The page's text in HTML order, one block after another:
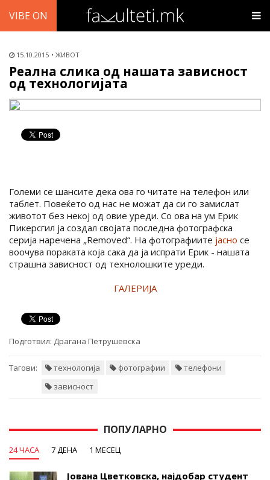
VIBE ON
15.10.2015 ЖИВОТ
Реална слика од нашата зависност
од технологијата
Големи се шансите дека ова го читате на телефон или
таблет. Повеќето од нас не можат да си го замислат
животот без некој од овие уреди. Со ова на ум Ерик
Пикерсгил ја создал својата последна фотографска
серија наречена „Removed“. На фотографиите јасно се
воочува пораката која сака да ја испрати Ерик - нашата
страшна зависност од технолошките уреди.
ГАЛЕРИЈА
Подготвил: Драгана Петрушевска
Тагови: технологија фотографии
телефони
зависност
ПОПУЛАРНО
24 ЧАСА 7 ДЕНА 1 МЕСЕЦ
Јована Цветковска, најдобар студент